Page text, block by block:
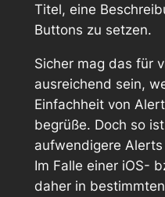
Titel, eine
Buttons zu setzen.
Sicher mag das für
ausreichend sein,
Einfachheit von
begrüße. Doch so
aufwendigere
Im Falle einer iOS-
daher in